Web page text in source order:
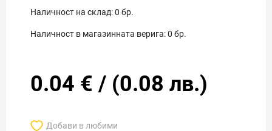
Наличност на склад:0 бр.
Наличност в магазинната верига:0 бр.
0.04 € / (0.08 лв.)
Добави в любими